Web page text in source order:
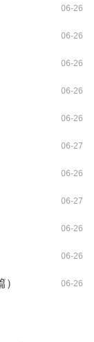
06-26
06-26
06-26
06-26
06-26
06-27
06-26
06-27
06-26
06-26
06-26